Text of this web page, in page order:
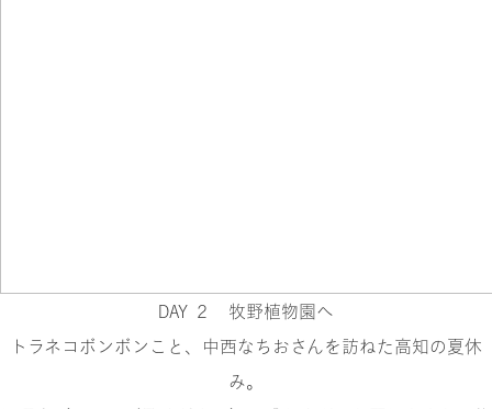
DAY ２ 牧野植物園へ
トラネコボンボンこと、中西なちおさんを訪ねた高知の夏休
み。